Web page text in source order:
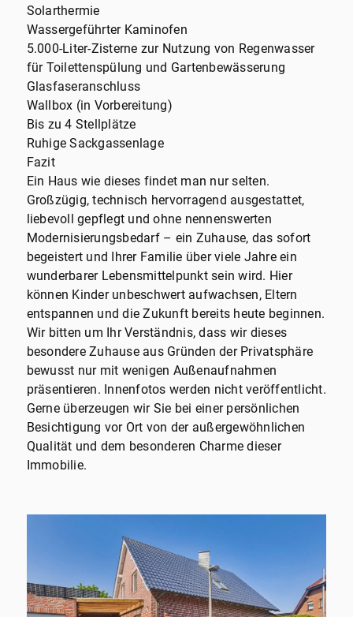
Solarthermie
Wassergeführter Kaminofen
5.000-Liter-Zisterne zur Nutzung von Regenwasser
für Toilettenspülung und Gartenbewässerung
Glasfaseranschluss
Wallbox (in Vorbereitung)
Bis zu 4 Stellplätze
Ruhige Sackgassenlage
Fazit
Ein Haus wie dieses findet man nur selten.
Großzügig, technisch hervorragend ausgestattet,
liebevoll gepflegt und ohne nennenswerten
Modernisierungsbedarf – ein Zuhause, das sofort
begeistert und Ihrer Familie über viele Jahre ein
wunderbarer Lebensmittelpunkt sein wird. Hier
können Kinder unbeschwert aufwachsen, Eltern
entspannen und die Zukunft bereits heute beginnen.
Wir bitten um Ihr Verständnis, dass wir dieses
besondere Zuhause aus Gründen der Privatsphäre
bewusst nur mit wenigen Außenaufnahmen
präsentieren. Innenfotos werden nicht veröffentlicht.
Gerne überzeugen wir Sie bei einer persönlichen
Besichtigung vor Ort von der außergewöhnlichen
Qualität und dem besonderen Charme dieser
Immobilie.